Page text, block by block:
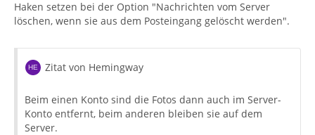
Haken setzen bei der Option "Nachrichten vom Server
löschen, wenn sie aus dem Posteingang gelöscht werden".
Zitat von Hemingway
Beim einen Konto sind die Fotos dann auch im Server-
Konto entfernt, beim anderen bleiben sie auf dem
Server.